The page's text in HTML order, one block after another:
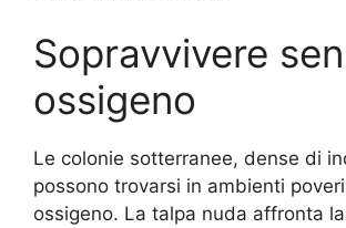
Sopravvivere
ossigeno
Le colonie sotterranee, dense di
possono trovarsi in ambienti
ossigeno. La talpa nuda affronta